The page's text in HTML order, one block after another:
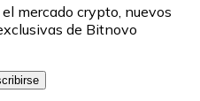
mercado crypto, nuevos
de Bitnovo